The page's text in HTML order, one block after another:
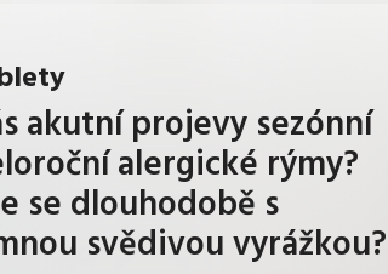
akutní projevy sezónní
alergické rýmy?
se dlouhodobě s
svědivou vyrážkou?